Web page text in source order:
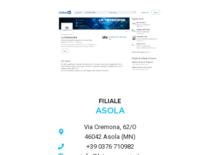
FILIALE
ASOLA
Via Cremona, 62/O
46042 Asola (MN)
+39 0376 710982